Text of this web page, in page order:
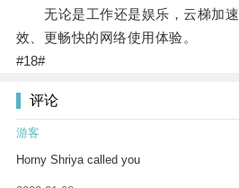
无论是工作还是娱乐，云梯加速
效、更畅快的网络使用体验。
#18#
评论
游客
Horny Shriya called you